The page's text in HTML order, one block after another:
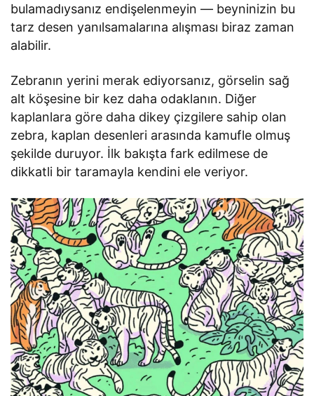
bulamadıysanız endişelenmeyin — beyninizin bu
tarz desen yanılsamalarına alışması biraz zaman
alabilir.
Zebranın yerini merak ediyorsanız, görselin sağ
alt köşesine bir kez daha odaklanın. Diğer
kaplanlara göre daha dikey çizgilere sahip olan
zebra, kaplan desenleri arasında kamufle olmuş
şekilde duruyor. İlk bakışta fark edilmese de
dikkatli bir taramayla kendini ele veriyor.